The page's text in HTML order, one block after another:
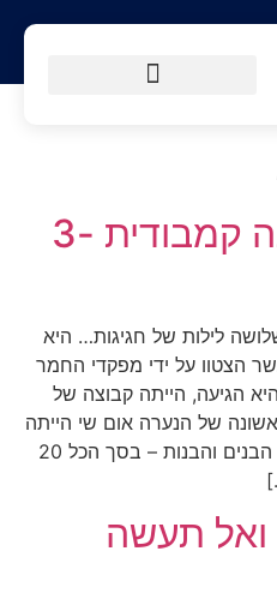
קמבודיה – חתונה קמבודית -3
לילות של חגיגות… היא
בשנות ה-70, כאשר הצטוו על ידי מפקדי החמר
הגיעה, הייתה קבוצה של
של הנערה אום שי הייתה
שהיא תוצא להורג. במקום זאת, הבנים והבנות – בסך הכל 20
ואל תעשה